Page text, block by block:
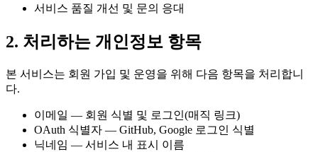
서비스 품질 개선 및 문의 응대
2. 처리하는 개인정보 항목
본 서비스는 회원 가입 및 운영을 위해 다음 항목을 처리합니
다.
이메일 — 회원 식별 및 로그인(매직 링크)
OAuth 식별자 — GitHub, Google 로그인 식별
닉네임 — 서비스 내 표시 이름